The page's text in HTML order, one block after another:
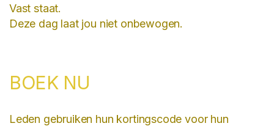
Vast staat.
Deze dag laat jou niet onbewogen.
BOEK NU
Leden gebruiken hun kortingscode voor hun